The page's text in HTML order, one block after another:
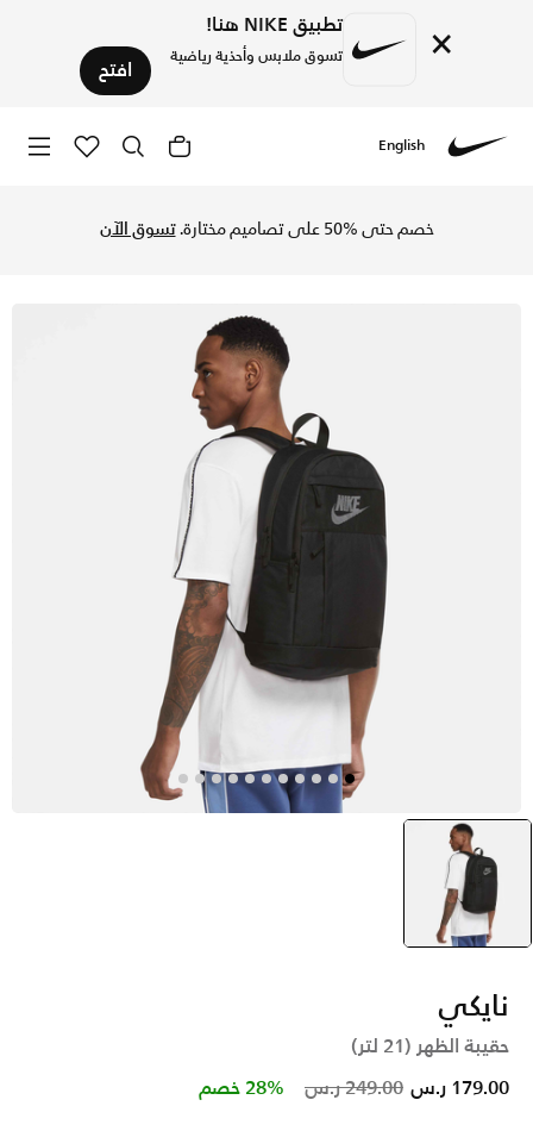
× تطبيق NIKE هنا!
تسوق ملابس وأحذية رياضية افتح
English
خصم حتى %50 على تصاميم مختارة. تسوق الآن
selected
أسود
نايكي
حقيبة الظهر (21 لتر)
Price reduced from
249.00 ر.س to 179.00 ر.س 28% خصم